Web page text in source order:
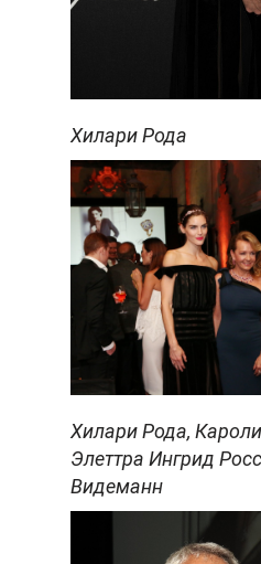
Хилари Рода
Хилари Рода,
Элеттра Ингрид
Видеманн